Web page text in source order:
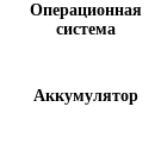
Операционная
система
Аккумулятор